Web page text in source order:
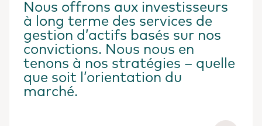
Nous offrons aux investisseurs
à long terme des services de
gestion d’actifs basés sur nos
convictions. Nous nous en
tenons à nos stratégies – quelle
que soit l’orientation du
marché.